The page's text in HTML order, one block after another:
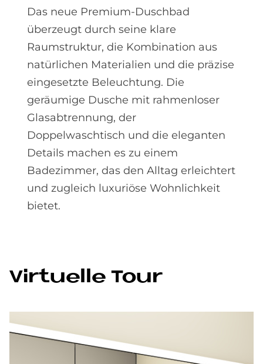
Das neue Premium‑Duschbad
überzeugt durch seine klare
Raumstruktur, die Kombination aus
natürlichen Materialien und die präzise
eingesetzte Beleuchtung. Die
geräumige Dusche mit rahmenloser
Glasabtrennung, der
Doppelwaschtisch und die eleganten
Details machen es zu einem
Badezimmer, das den Alltag erleichtert
und zugleich luxuriöse Wohnlichkeit
bietet.
Vir­tu­el­le Tour